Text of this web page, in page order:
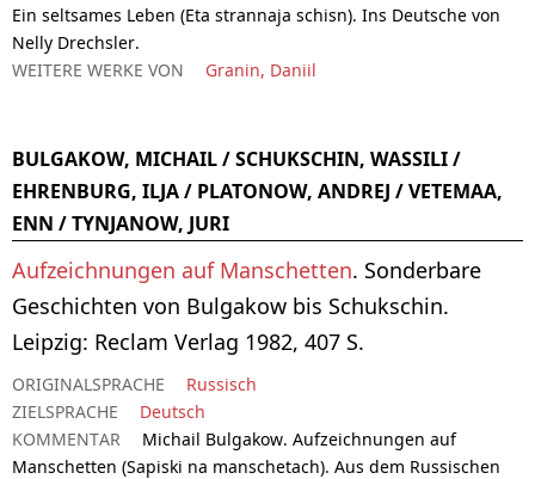
Ein seltsames Leben (Eta strannaja schisn). Ins Deutsche von
Nelly Drechsler.
WEITERE WERKE VON
Granin, Daniil
BULGAKOW, MICHAIL / SCHUKSCHIN, WASSILI /
EHRENBURG, ILJA / PLATONOW, ANDREJ / VETEMAA,
ENN / TYNJANOW, JURI
Aufzeichnungen auf Manschetten. Sonderbare
Geschichten von Bulgakow bis Schukschin.
Leipzig: Reclam Verlag 1982, 407 S.
ORIGINALSPRACHE
Russisch
ZIELSPRACHE
Deutsch
KOMMENTAR
Michail Bulgakow. Aufzeichnungen auf
Manschetten (Sapiski na manschetach). Aus dem Russischen